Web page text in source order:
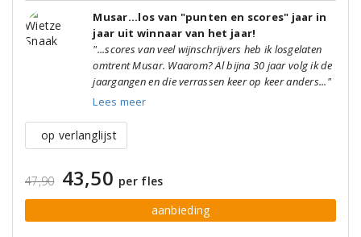
Musar...los van "punten en scores" jaar in
jaar uit winnaar van het jaar!
"...scores van veel wijnschrijvers heb ik losgelaten
omtrent Musar. Waarom? Al bijna 30 jaar volg ik de
jaargangen en die verrassen keer op keer anders..."
Lees meer
op verlanglijst
47,90 43,50 per fles
aanbieding